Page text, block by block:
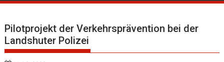
Pilotprojekt der Verkehrsprävention bei der
Landshuter Polizei